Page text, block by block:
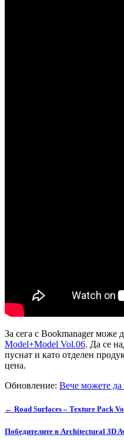
За сега с Bookmanager може
Model+Мodel Vol.06. Да се
пуснат и като отделен
цена.
Обновление: Вече можете да
← Road Surfaces – Texture Pack
Победителите в Architectural 3D